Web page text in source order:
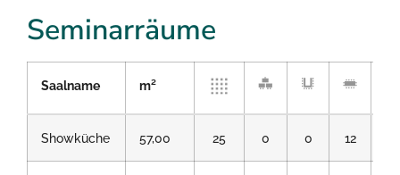
Seminarräume
Saalname m²
Showküche 57,00 25 0 0 12